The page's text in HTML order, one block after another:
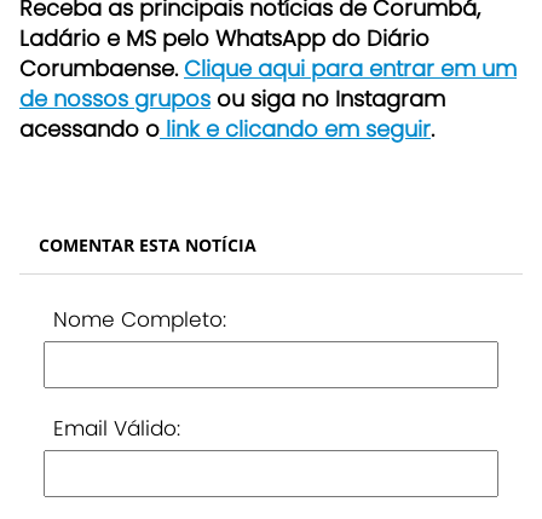
Receba as principais notícias de Corumbá,
Ladário e MS pelo WhatsApp do Diário
Corumbaense.Clique aqui para entrar em um
de nossos grupos ou siga no Instagram
acessando o link e clicando em seguir.
COMENTAR ESTA NOTÍCIA
Nome Completo:
Email Válido: